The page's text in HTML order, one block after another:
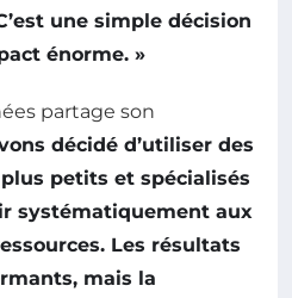
une simple décision
énorme. »
partage son
décidé d’utiliser des
petits et spécialisés
systématiquement aux
Les résultats
mais la